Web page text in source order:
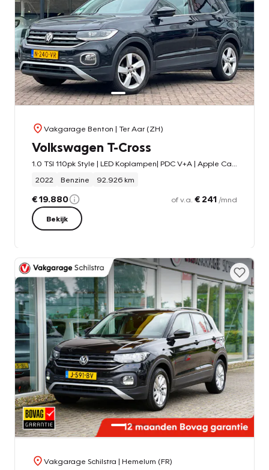
Vakgarage Benton | Ter Aar (ZH)
Volkswagen T-Cross
2022
Benzine 92.926 km
€ 19.880 of v.a. € 241 /mnd
Bekijk
Vakgarage Schilstra | Hemelum (FR)